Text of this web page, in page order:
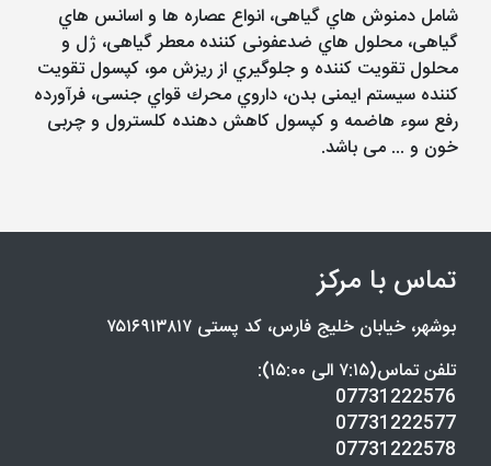
شامل دمنوش هاي گیاهی، انواع عصاره ها و اسانس هاي
گیاهی، محلول هاي ضدعفونی کننده معطر گیاهی، ژل و
محلول تقویت کننده و جلوگیري از ریزش مو، کپسول تقویت
کننده سیستم ایمنی بدن، داروي محرك قواي جنسی، فرآورده
رفع سوء هاضمه و کپسول کاهش دهنده کلسترول و چربی
خون و ... می باشد.
تماس با مرکز
بوشهر، خیابان خلیج فارس، کد پستی ۷۵۱۶۹۱۳۸۱۷
تلفن تماس(۷:۱۵ الی ۱۵:۰۰):
07731222576
07731222577
07731222578